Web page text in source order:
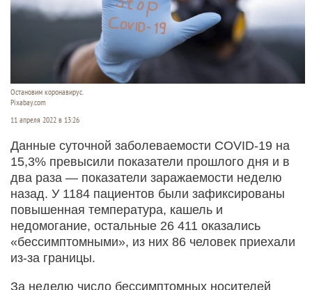
Остановим коронавирус.
Pixabay.com
11 апреля 2022 в 13:26
Данные суточной заболеваемости COVID-19 на
15,3% превысили показатели прошлого дня и в
два раза — показатели заражаемости неделю
назад. У 1184 пациентов были зафиксированы
повышенная температура, кашель и
недомогание, остальные 26 411 оказались
«бессимптомными», из них 86 человек приехали
из-за границы.
За неделю число бессимптомных носителей